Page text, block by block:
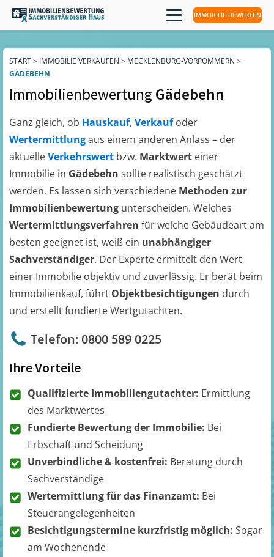
IMMOBILIE BEWERTEN
START> IMMOBILIE VERKAUFEN > MECKLENBURG-VORPOMMERN >
GÄDEBEHN
ImmobilienbewertungGädebehn
Ganz gleich, ob Hauskauf, Verkaufoder
Wertermittlungaus einem anderen Anlass – der
aktuelleVerkehrswert bzw. Marktwert einer
Immobilie in Gädebehn sollte realistisch geschätzt
werden. Es lassen sich verschiedene Methoden zur
Immobilienbewertung unterscheiden. Welches
Wertermittlungsverfahren für welche Gebäudeart am
besten geeignet ist, weiß ein unabhängiger
Sachverständiger. Der Experte ermittelt den Wert
einer Immobilie objektiv und zuverlässig. Er berät beim
Immobilienkauf, führt Objektbesichtigungen durch
und erstellt fundierte Wertgutachten.
Telefon: 0800 589 0225
Ihre Vorteile
Qualifizierte Immobiliengutachter: Ermittlung
des Marktwertes
Fundierte Bewertung der Immobilie: Bei
Erbschaft und Scheidung
Unverbindliche & kostenfrei: Beratung durch
Sachverständige
Wertermittlung für das Finanzamt: Bei
Steuerangelegenheiten
Besichtigungstermine kurzfristig möglich: Sogar
am Wochenende